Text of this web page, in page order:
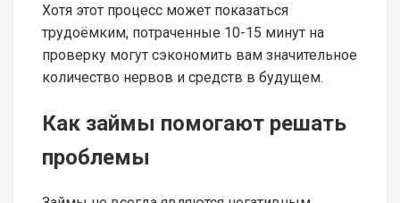
Хотя этот процесс может показаться
трудоёмким, потраченные 10-15 минут на
проверку могут сэкономить вам значительное
количество нервов и средств в будущем.
Как займы помогают решать
проблемы